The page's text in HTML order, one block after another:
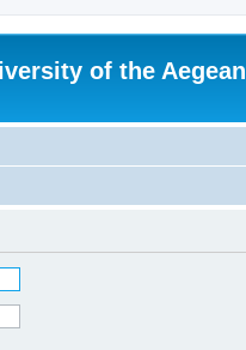
of the Aegean